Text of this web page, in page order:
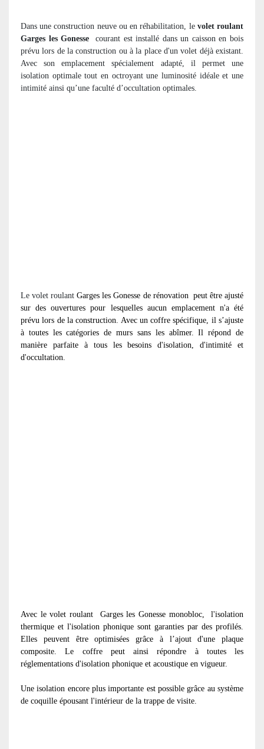
Dans une construction neuve ou en réhabilitation, le volet roulant
Garges les Gonesse
courant est installé dans un caisson en bois
prévu lors de la construction ou à la place d'un volet déjà existant.
Avec son emplacement spécialement adapté, il permet une
isolation optimale tout en octroyant une luminosité idéale et une
intimité ainsi qu’une faculté d’occultation optimales.
Le volet roulant Garges les Gonesse de rénovation peut être ajusté
sur des ouvertures pour lesquelles aucun emplacement n'a été
prévu lors de la construction. Avec un coffre spécifique, il s’ajuste
à toutes les catégories de murs sans les abîmer. Il répond de
manière parfaite à tous les besoins d'isolation, d'intimité et
d'occultation.
Avec le volet roulant
Garges les Gonesse monobloc, l'isolation
thermique et l'isolation phonique sont garanties par des profilés.
Elles peuvent être optimisées grâce à l’ajout d'une plaque
composite. Le coffre peut ainsi répondre à toutes les
réglementations d'isolation phonique et acoustique en vigueur.
Une isolation encore plus importante est possible grâce au système
de coquille épousant l'intérieur de la trappe de visite.